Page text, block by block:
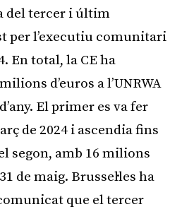
del tercer i últim
per l’executiu comunitari
En total, la CE ha
d’euros a l’UNRWA
El primer es va fer
de 2024 i ascendia fins
segon, amb 16 milions
de maig. Brussel·les ha
que el tercer